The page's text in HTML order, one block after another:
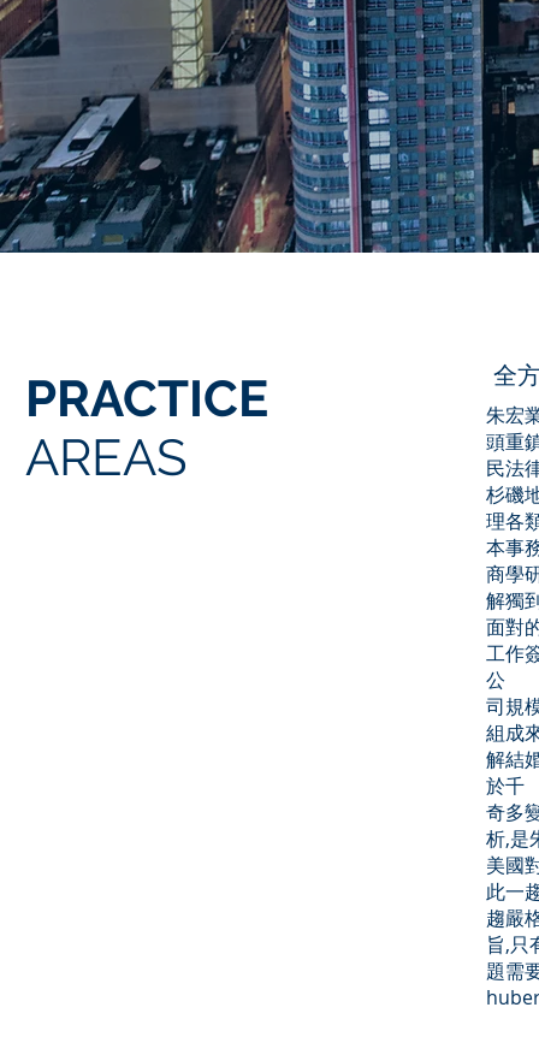
PRACTICE
AREAS
全
朱宏
頭重
民法
杉磯
理各
本事
商學
解獨
面對
工作
公
司規
組成
解結
於千
奇多
析,是
美國
此一
趨嚴
旨,只
題需